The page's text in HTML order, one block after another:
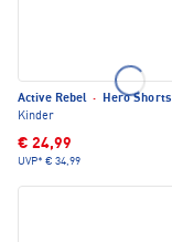
Active Rebel ·
Hero Shorts
Kinder
€ 24,99
UVP* € 34,99